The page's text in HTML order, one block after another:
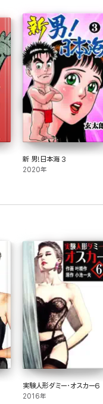
新 男!日本海 3
2020年
実験人形ダミー・オスカー6
2016年